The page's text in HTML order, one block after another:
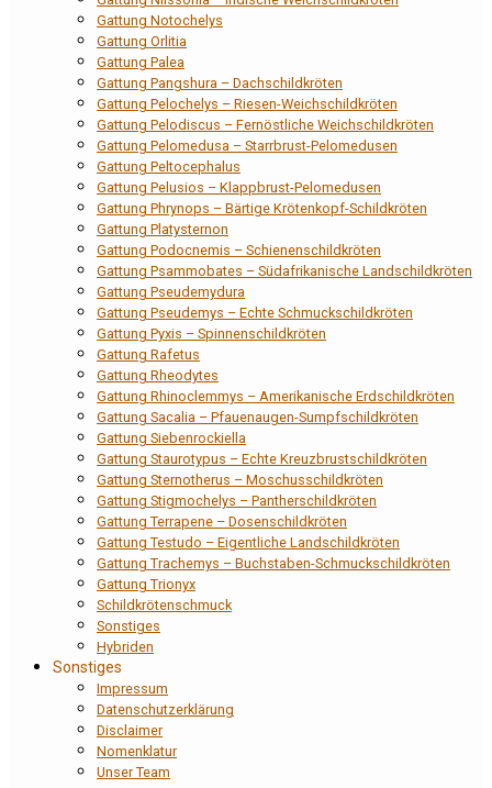
Gattung Notochelys
Gattung Orlitia
Gattung Palea
Gattung Pangshura – Dachschildkröten
Gattung Pelochelys – Riesen-Weichschildkröten
Gattung Pelodiscus – Fernöstliche Weichschildkröten
Gattung Pelomedusa – Starrbrust-Pelomedusen
Gattung Peltocephalus
Gattung Pelusios – Klappbrust-Pelomedusen
Gattung Phrynops – Bärtige Krötenkopf-Schildkröten
Gattung Platysternon
Gattung Podocnemis – Schienenschildkröten
Gattung Psammobates – Südafrikanische Landschildkröten
Gattung Pseudemydura
Gattung Pseudemys – Echte Schmuckschildkröten
Gattung Pyxis – Spinnenschildkröten
Gattung Rafetus
Gattung Rheodytes
Gattung Rhinoclemmys – Amerikanische Erdschildkröten
Gattung Sacalia – Pfauenaugen-Sumpfschildkröten
Gattung Siebenrockiella
Gattung Staurotypus – Echte Kreuzbrustschildkröten
Gattung Sternotherus – Moschusschildkröten
Gattung Stigmochelys – Pantherschildkröten
Gattung Terrapene – Dosenschildkröten
Gattung Testudo – Eigentliche Landschildkröten
Gattung Trachemys – Buchstaben-Schmuckschildkröten
Gattung Trionyx
Schildkrötenschmuck
Sonstiges
Hybriden
Sonstiges
Impressum
Datenschutzerklärung
Disclaimer
Nomenklatur
Unser Team